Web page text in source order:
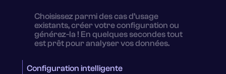
Choisissez parmi des cas d’usage
existants, créer votre configuration ou
générez-la ! En quelques secondes tout
est prêt pour analyser vos données.
Configuration intelligente